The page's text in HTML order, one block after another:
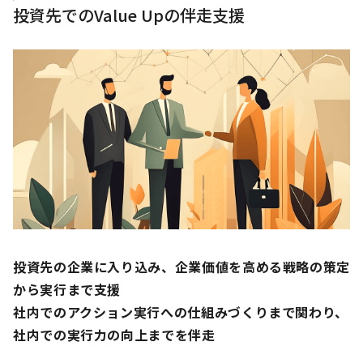
投資先でのValue Upの伴走支援
投資先の企業に入り込み、企業価値を高める戦略の策定
から実行まで支援
社内でのアクション実行への仕組みづくりまで関わり、
社内での実行力の向上までを伴走